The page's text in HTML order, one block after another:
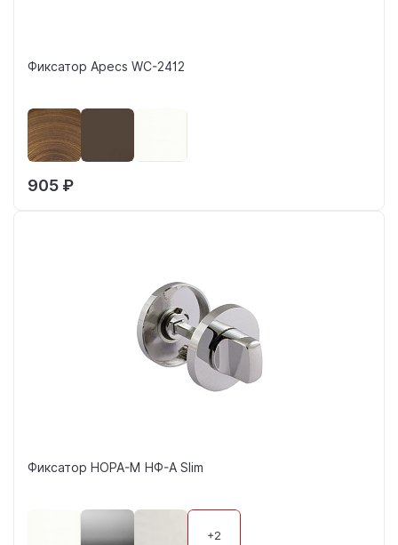
Фиксатор Apecs WC-2412
905 ₽
Фиксатор НОРА-М НФ-А Slim
+2